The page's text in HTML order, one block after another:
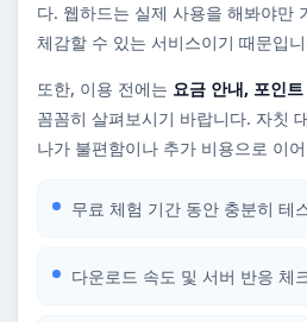
다. 웹하드는 실제 사용을 해봐야만
체감할 수 있는 서비스이기 때문입
또한, 이용 전에는 요금 안내, 포인
꼼꼼히 살펴보시기 바랍니다. 자칫
나가 불편함이나 추가 비용으로 이
무료 체험 기간 동안 충분히 테
다운로드 속도 및 서버 반응 체